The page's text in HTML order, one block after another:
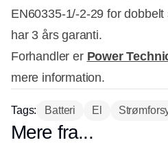
EN60335-1/-2-29 for dobbelt
har 3 års garanti.
Forhandler er Power
mere information.
Tags: Batteri El
Mere fra...